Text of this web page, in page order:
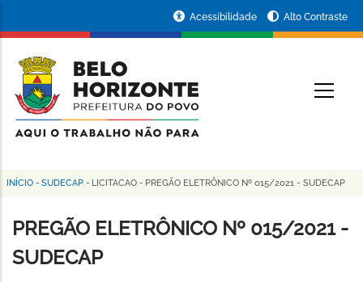
conteúdo
principal
da
Prefeitura
de
Horizonte
Acessibilidade Alto Contraste
Trilha
de
navegação
INÍCIO - SUDECAP - LICITACAO - PREGÃO ELETRÔNICO Nº 015/2021 - SUDECAP
PREGÃO ELETRÔNICO Nº 015/2021 -
SUDECAP